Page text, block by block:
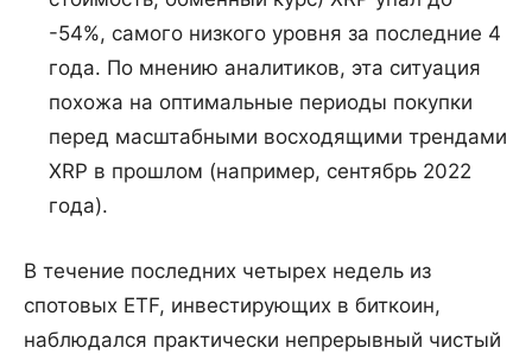
-54%, самого низкого уровня за последние 4
года. По мнению аналитиков, эта ситуация
похожа на оптимальные периоды покупки
перед масштабными восходящими трендами
XRP в прошлом (например, сентябрь 2022
года).
В течение последних четырех недель из
спотовых ETF, инвестирующих в биткоин,
наблюдался практически непрерывный чистый